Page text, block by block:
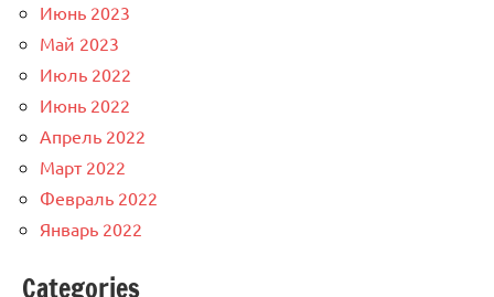
Июнь 2023
Май 2023
Июль 2022
Июнь 2022
Апрель 2022
Март 2022
Февраль 2022
Январь 2022
Categories